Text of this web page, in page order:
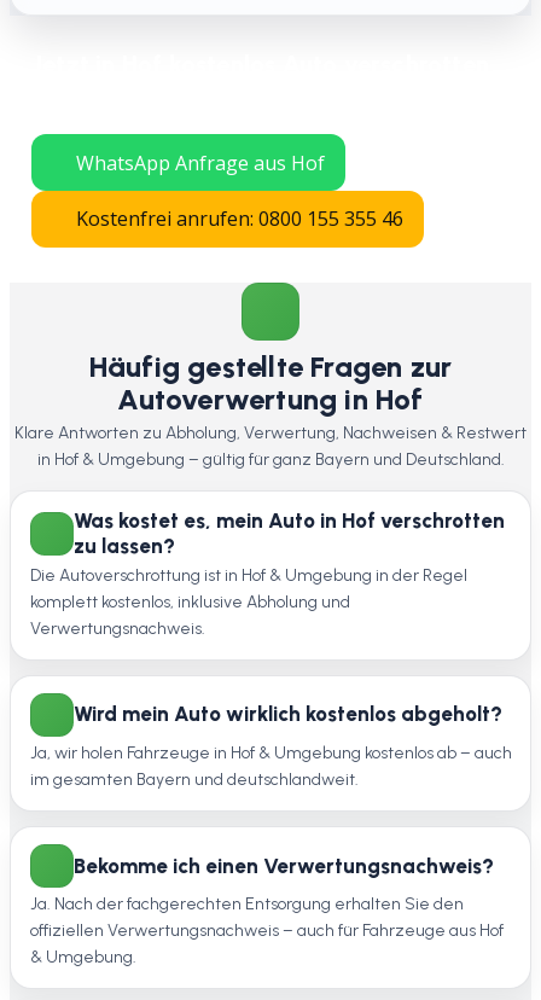
WhatsApp Anfrage aus Hof
Kostenfrei anrufen: 0800 155 355 46
Häufig gestellte Fragen zur
Autoverwertung in Hof
Klare Antworten zu Abholung, Verwertung, Nachweisen & Restwert
in Hof & Umgebung – gültig für ganz Bayern und Deutschland.
Was kostet es, mein Auto in Hof verschrotten
zu lassen?
Die Autoverschrottung ist in Hof & Umgebung in der Regel
komplett kostenlos, inklusive Abholung und
Verwertungsnachweis.
Wird mein Auto wirklich kostenlos abgeholt?
Ja, wir holen Fahrzeuge in Hof & Umgebung kostenlos ab – auch
im gesamten Bayern und deutschlandweit.
Bekomme ich einen Verwertungsnachweis?
Ja. Nach der fachgerechten Entsorgung erhalten Sie den
offiziellen Verwertungsnachweis – auch für Fahrzeuge aus Hof
& Umgebung.